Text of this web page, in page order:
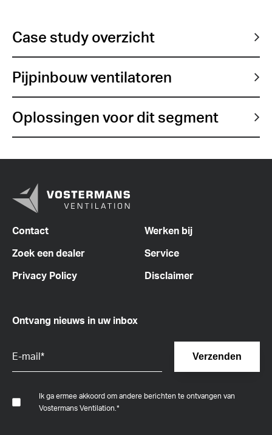
Case study overzicht
Pijpinbouw ventilatoren
Oplossingen voor dit segment
Contact
Werken bij
Zoek een dealer
Service
Privacy Policy
Disclaimer
Ontvang nieuws in uw inbox
Ik ga ermee akkoord om andere berichten te ontvangen van
Vostermans Ventilation. *